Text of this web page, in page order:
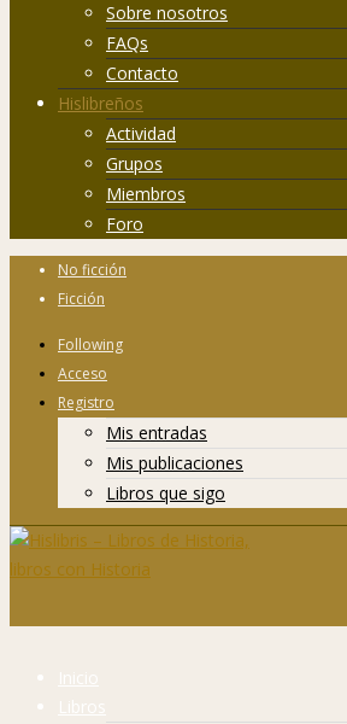
Sobre nosotros
FAQs
Contacto
Hislibreños
Actividad
Grupos
Miembros
Foro
No ficción
Ficción
Following
Acceso
Registro
Mis entradas
Mis publicaciones
Libros que sigo
Inicio
Libros